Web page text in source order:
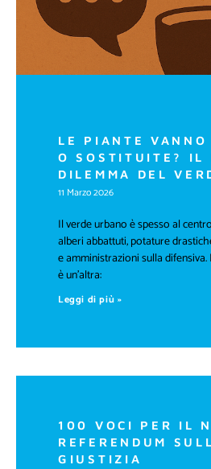
LE PIANTE VANNO
O SOSTITUITE? IL
DILEMMA DEL
11 Marzo 2026
Il verde urbano è spesso al
alberi abbattuti, potature
e amministrazioni sulla
è un’altra:
Leggi di più »
100 VOCI PER IL
REFERENDUM
GIUSTIZIA